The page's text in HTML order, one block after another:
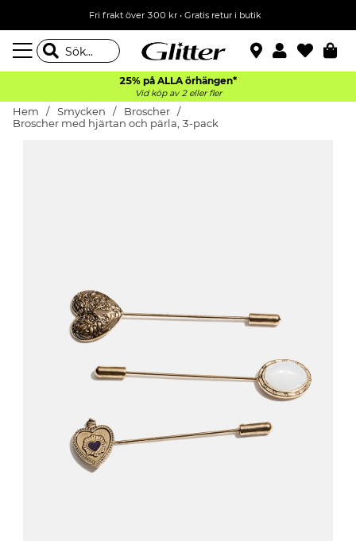
Fri frakt över 300 kr• Gratis retur i butik
25% på ALLA örhängen*
Vid köp av 2 eller fler
Hem Smycken
Broscher
Broscher med hjärtan och pärla, 3-pack